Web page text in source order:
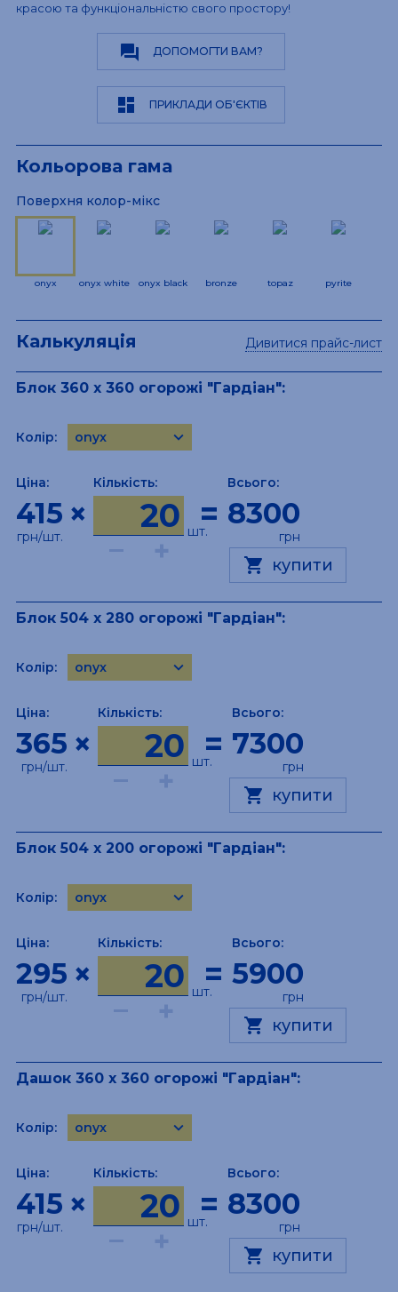
красою та функціональністю свого простору!
question_answer ДОПОМОГТИ ВАМ?
dashboard ПРИКЛАДИ ОБ'ЄКТІВ
Кольорова гама
Поверхня колор-мікс
onyx onyx white onyx black bronze topaz pyrite
Калькуляція Дивитися прайс-лист
Блок 360 х 360 огорожі "Гардіан":
Колір: keyboard_arrow_down
onyx
onyx-black
bronze
pyrite
Ціна:
415
грн/шт.
×
Кількість:
шт.
– +
=
Всього:
8300
грн
shopping_cart купити
Блок 504 х 280 огорожі "Гардіан":
Колір: keyboard_arrow_down
onyx
onyx-black
bronze
Ціна:
365
грн/шт.
×
Кількість:
шт.
– +
=
Всього:
7300
грн
shopping_cart купити
Блок 504 х 200 огорожі "Гардіан":
Колір: keyboard_arrow_down
onyx
onyx-black
bronze
Ціна:
295
грн/шт.
×
Кількість:
шт.
– +
=
Всього:
5900
грн
shopping_cart купити
Дашок 360 х 360 огорожі "Гардіан":
Колір: keyboard_arrow_down
onyx
onyx-black
bronze
pyrite
Ціна:
415
грн/шт.
×
Кількість:
шт.
– +
=
Всього:
8300
грн
shopping_cart купити